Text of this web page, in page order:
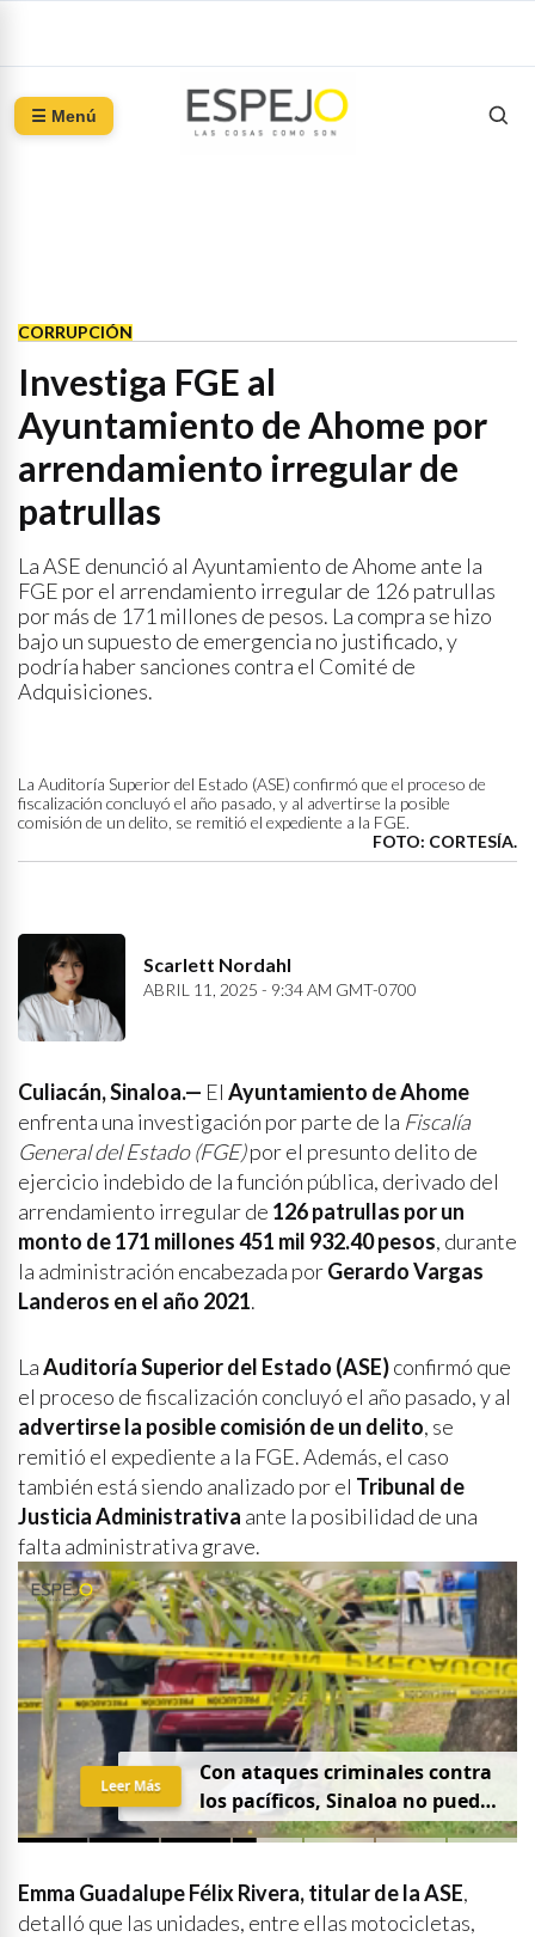
☰ Menú
CORRUPCIÓN
Investiga FGE al
Ayuntamiento de Ahome por
arrendamiento irregular de
patrullas
La ASE denunció al Ayuntamiento de Ahome ante la
FGE por el arrendamiento irregular de 126 patrullas
por más de 171 millones de pesos. La compra se hizo
bajo un supuesto de emergencia no justificado, y
podría haber sanciones contra el Comité de
Adquisiciones.
La Auditoría Superior del Estado (ASE) confirmó que el proceso de
fiscalización concluyó el año pasado, y al advertirse la posible
comisión de un delito, se remitió el expediente a la FGE.
FOTO: CORTESÍA.
Scarlett Nordahl
ABRIL 11, 2025 - 9:34 AM GMT-0700
Culiacán, Sinaloa.— El Ayuntamiento de Ahome
enfrenta una investigación por parte de la Fiscalía
General del Estado (FGE)por el presunto delito de
ejercicio indebido de la función pública, derivado del
arrendamiento irregular de 126 patrullas por un
monto de 171 millones 451 mil 932.40 pesos, durante
la administración encabezada porGerardo Vargas
Landeros en el año 2021.
LaAuditoría Superior del Estado (ASE)confirmó que
el proceso de fiscalización concluyó el año pasado, y al
advertirse la posible comisión de un delito, se
remitió el expediente a la FGE. Además, el caso
también está siendo analizado por el Tribunal de
Justicia Administrativa ante la posibilidad de una
falta administrativa grave.
Con ataques criminales contra
los pacíficos, Sinaloa no puede
hablar de paz
Leer Más
Emma Guadalupe Félix Rivera, titular de la ASE,
detalló que las unidades, entre ellas motocicletas,